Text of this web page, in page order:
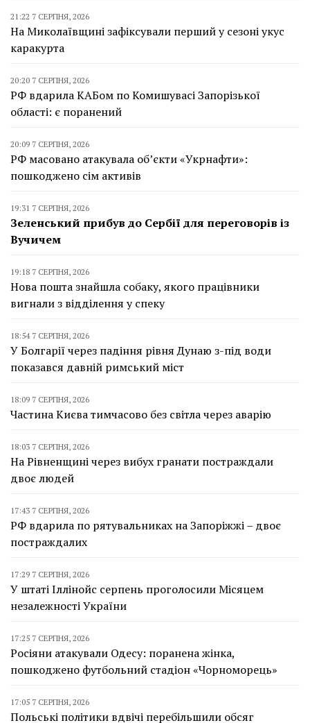
21:22 7 СЕРПНЯ, 2026
На Миколаївщині зафіксували перший у сезоні укус
каракурта
20:20 7 СЕРПНЯ, 2026
РФ вдарила КАБом по Комишувасі Запорізької
області: є поранений
20:09 7 СЕРПНЯ, 2026
РФ масовано атакувала об’єкти «Укрнафти»:
пошкоджено сім активів
19:31 7 СЕРПНЯ, 2026
Зеленський прибув до Сербії для переговорів із
Вучичем
19:18 7 СЕРПНЯ, 2026
Нова пошта знайшла собаку, якого працівники
вигнали з відділення у спеку
18:54 7 СЕРПНЯ, 2026
У Болгарії через падіння рівня Дунаю з-під води
показався давній римський міст
18:09 7 СЕРПНЯ, 2026
Частина Києва тимчасово без світла через аварію
18:03 7 СЕРПНЯ, 2026
На Рівненщині через вибух гранати постраждали
двоє людей
17:43 7 СЕРПНЯ, 2026
РФ вдарила по рятувальниках на Запоріжжі – двоє
постраждалих
17:29 7 СЕРПНЯ, 2026
У штаті Іллінойс серпень проголосили Місяцем
незалежності України
17:25 7 СЕРПНЯ, 2026
Росіяни атакували Одесу: поранена жінка,
пошкоджено футбольний стадіон «Чорноморець»
17:05 7 СЕРПНЯ, 2026
Польські політики вдвічі перебільшили обсяг